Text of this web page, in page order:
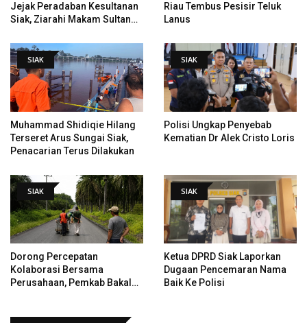
Jejak Peradaban Kesultanan
Siak, Ziarahi Makam Sultan
Riau Tembus Pesisir Teluk
Lanus
SIAK
Muhammad Shidiqie Hilang
Terseret Arus Sungai Siak,
Penacarian Terus Dilakukan
SIAK
Polisi Ungkap Penyebab
Kematian Dr Alek Cristo Loris
SIAK
Dorong Percepatan
Kolaborasi Bersama
Perusahaan, Pemkab Bakal
SIAK
Ketua DPRD Siak Laporkan
Dugaan Pencemaran Nama
Baik Ke Polisi